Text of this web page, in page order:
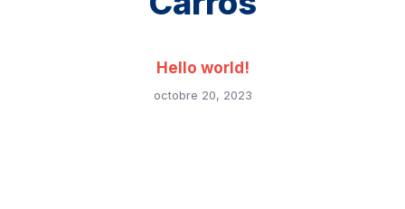
Hello world!
octobre 20, 2023